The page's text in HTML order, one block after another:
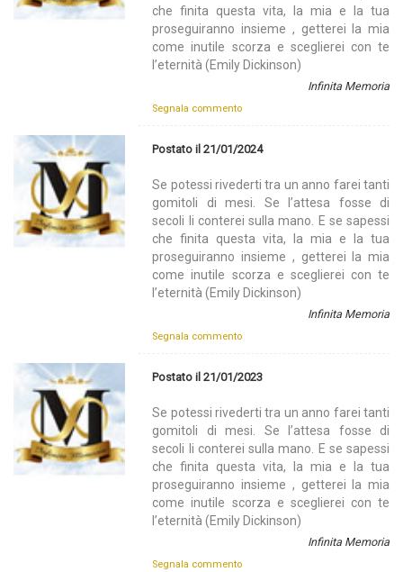
che finita questa vita, la mia e la tua
proseguiranno insieme , getterei la mia
come inutile scorza e sceglierei con te
l’eternità (Emily Dickinson)
Infinita Memoria
Segnala commento
Postato il 21/01/2024
Se potessi rivederti tra un anno farei tanti
gomitoli di mesi. Se l’attesa fosse di
secoli li conterei sulla mano. E se sapessi
che finita questa vita, la mia e la tua
proseguiranno insieme , getterei la mia
come inutile scorza e sceglierei con te
l’eternità (Emily Dickinson)
Infinita Memoria
Segnala commento
Postato il 21/01/2023
Se potessi rivederti tra un anno farei tanti
gomitoli di mesi. Se l’attesa fosse di
secoli li conterei sulla mano. E se sapessi
che finita questa vita, la mia e la tua
proseguiranno insieme , getterei la mia
come inutile scorza e sceglierei con te
l’eternità (Emily Dickinson)
Infinita Memoria
Segnala commento